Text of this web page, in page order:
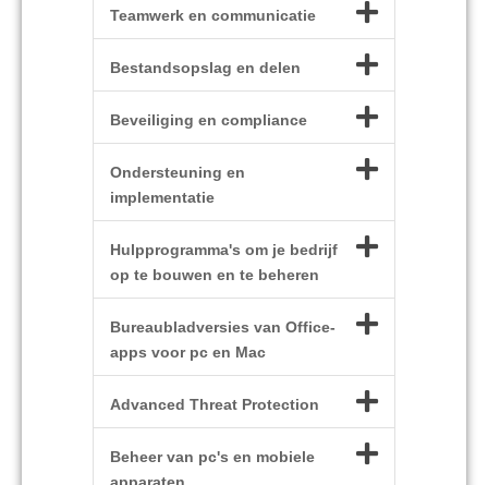
Teamwerk en communicatie
Bestandsopslag en delen
Beveiliging en compliance
Ondersteuning en
implementatie
Hulpprogramma's om je bedrijf
op te bouwen en te beheren
Bureaubladversies van Office-
apps voor pc en Mac
Advanced Threat Protection
Beheer van pc's en mobiele
apparaten